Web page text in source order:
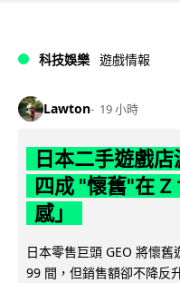
科技娛樂 遊戲情報
Lawton 19 小時
日本二手遊戲
四成 "懷舊"在 Z
感」
日本零售巨頭 GEO 將懷
99 間，但銷售額卻不降反